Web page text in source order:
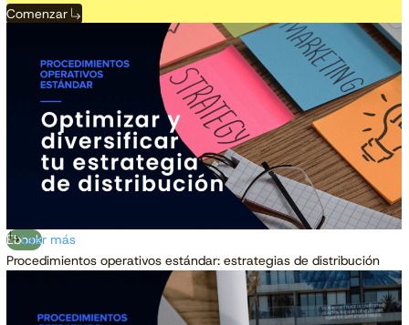
Comenzar
Ebook
Procedimientos operativos estándar: estrategias de distribución
Leer más